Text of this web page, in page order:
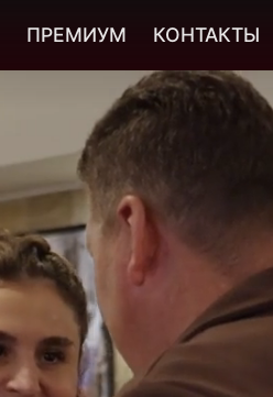
ПРЕМИУМ КОНТАКТЫ